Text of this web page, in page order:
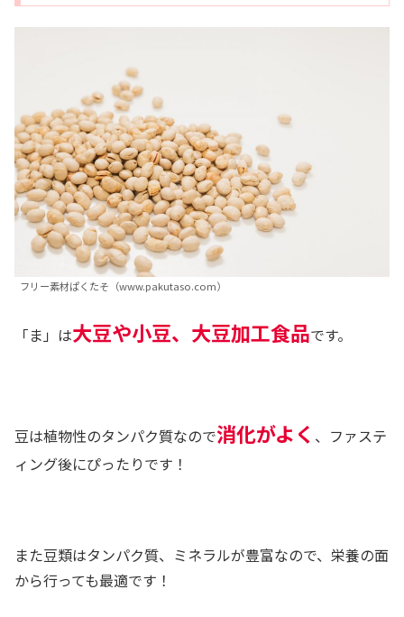
フリー素材ぱくたそ（www.pakutaso.com）
「ま」は大豆や小豆、大豆加工食品です。
豆は植物性のタンパク質なので消化がよく 、ファステ
ィング後にぴったりです！
また豆類はタンパク質、ミネラルが豊富なので、栄養の面
から行っても最適です！